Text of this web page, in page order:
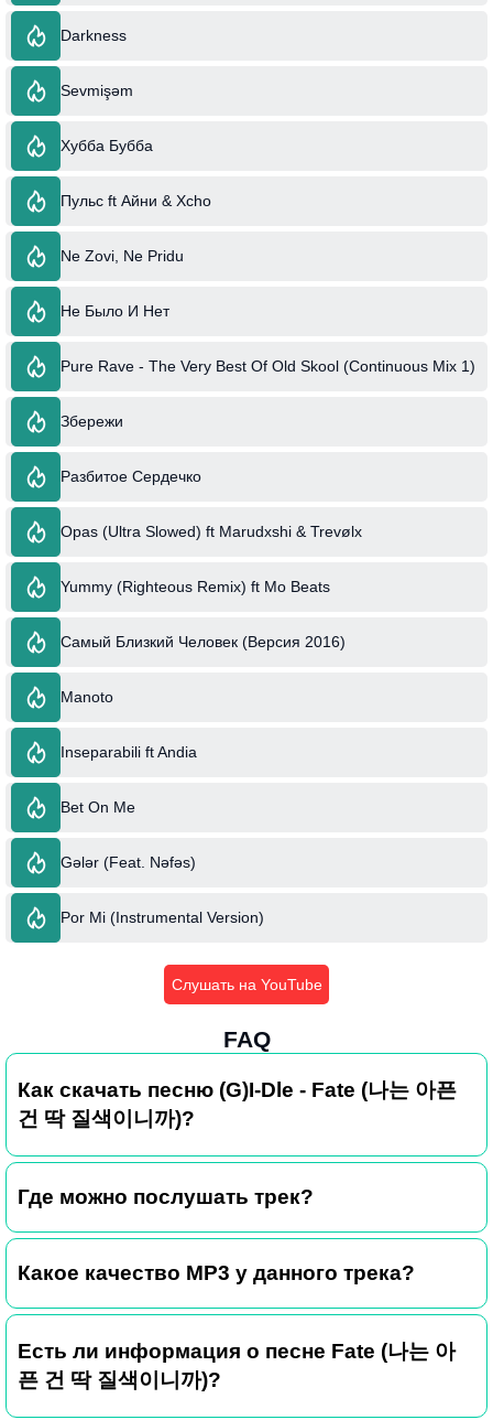
Darkness
Sevmişəm
Хубба Бубба
Пульс ft Айни & Xcho
Ne Zovi, Ne Pridu
Не Было И Нет
Pure Rave - The Very Best Of Old Skool (Continuous Mix 1)
Збережи
Разбитое Сердечко
Opas (Ultra Slowed) ft Marudxshi & Trevølx
Yummy (Righteous Remix) ft Mo Beats
Самый Близкий Человек (Версия 2016)
Manoto
Inseparabili ft Andia
Bet On Me
Gələr (Feat. Nəfəs)
Por Mi (Instrumental Version)
Слушать на YouTube
FAQ
Как скачать песню (G)I-Dle - Fate (나는 아픈
건 딱 질색이니까)?
Где можно послушать трек?
Какое качество MP3 у данного трека?
Есть ли информация о песне Fate (나는 아
픈 건 딱 질색이니까)?